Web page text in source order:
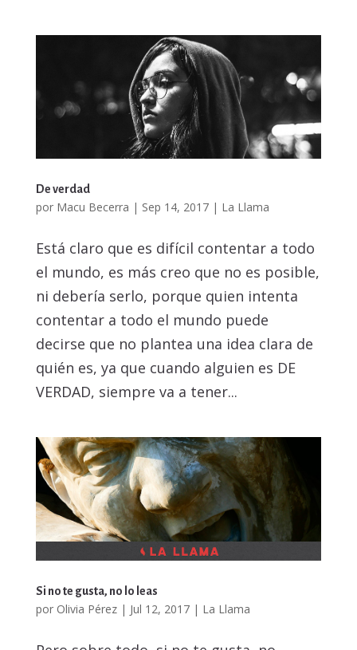
De verdad
por Macu Becerra | Sep 14, 2017| La Llama
Está claro que es difícil contentar a todo
el mundo, es más creo que no es posible,
ni debería serlo, porque quien intenta
contentar a todo el mundo puede
decirse que no plantea una idea clara de
quién es, ya que cuando alguien es DE
VERDAD, siempre va a tener...
Si no te gusta, no lo leas
por Olivia Pérez| Jul 12, 2017| La Llama